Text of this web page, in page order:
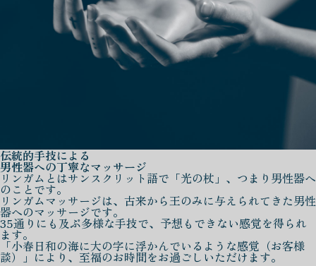
伝統的手技による
男性器への丁寧なマッサージ
リンガムとはサンスクリット語で「光の杖」、つまり男性器へ
のことです。
リンガムマッサージは、古来から王のみに与えられてきた男性
器へのマッサージです。
35通りにも及ぶ多様な手技で、予想もできない感覚を得られ
ます。
「小春日和の海に大の字に浮かんでいるような感覚（お客様
談）」により、至福のお時間をお過ごしいただけます。